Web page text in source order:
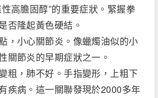
高膽固醇”的重要症狀。緊握拳
否隆起黃色硬結。
小心關節炎。像蠟燭油似的小
關節炎的早期症狀之一。
，肺不好。手指變形，上粗下
疾病。這一關聯發現於2000多年